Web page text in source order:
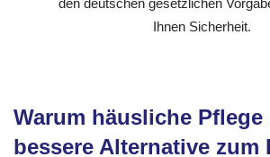
Ihnen Sicherheit.
Warum häusliche
bessere Alternative zum